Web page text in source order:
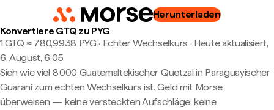
Herunterladen
Konvertiere GTQ zu PYG
1 GTQ ≈ 780,9938 PYG · Echter Wechselkurs · Heute aktualisiert,
6. August, 6:05
Sieh wie viel 8.000 Guatemaltekischer Quetzal in Paraguayischer
Guaraní zum echten Wechselkurs ist. Geld mit Morse
überweisen — keine versteckten Aufschläge, keine